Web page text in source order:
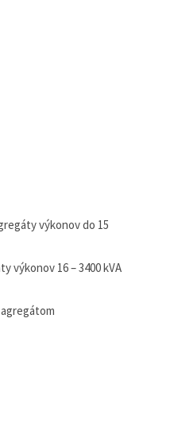
výkonov do 15
výkonov 16 – 3400 kVA